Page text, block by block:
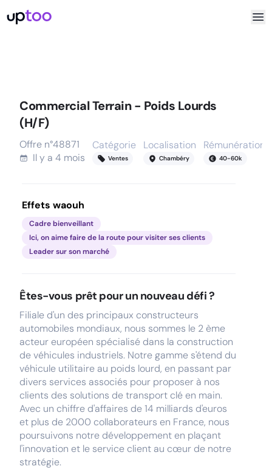
Commercial Terrain - Poids Lourds
(H/F)
Offre n°48871
Il y a 4 mois
Catégorie
Ventes
Localisation
Chambéry
Rémunération
40-60k
Effets waouh
Cadre bienveillant
Ici, on aime faire de la route pour visiter ses clients
Leader sur son marché
Êtes-vous prêt pour un nouveau défi ?
Filiale d'un des principaux constructeurs
automobiles mondiaux, nous sommes le 2 ème
acteur européen spécialisé dans la construction
de véhicules industriels. Notre gamme s'étend du
véhicule utilitaire au poids lourd, en passant par
divers services associés pour proposer à nos
clients des solutions de transport clé en main.
Avec un chiffre d'affaires de 14 milliards d'euros
et plus de 2000 collaborateurs en France, nous
poursuivons notre développement en plaçant
l'innovation et le service client au cœur de notre
stratégie.